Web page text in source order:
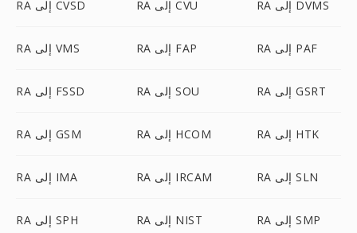
RA إلى CVSD RA إلى CVU RA إلى DVMS
RA إلى VMS RA إلى FAP RA إلى PAF
RA إلى FSSD RA إلى SOU RA إلى GSRT
RA إلى GSM RA إلى HCOM RA إلى HTK
RA إلى IMA RA إلى IRCAM RA إلى SLN
RA إلى SPH RA إلى NIST RA إلى SMP